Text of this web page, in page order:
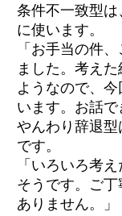
条件不一致型
に使います。
「お手当の件
ました。考え
ようなので、
います。お話で
やんわり辞退
です。
「いろいろ考
そうです。ご
ありません。」